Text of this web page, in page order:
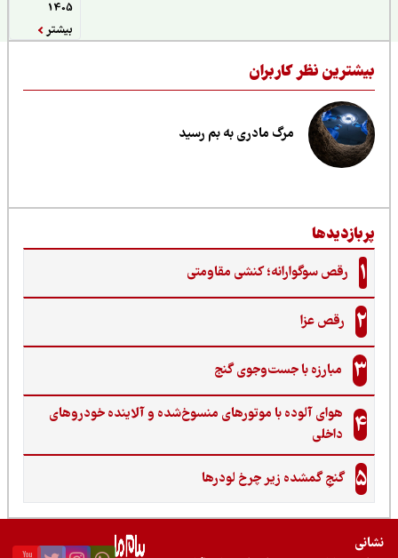
نظر کاربران
مرگ مادری به بم رسید
رقص سوگوارانه؛ کنشی مقاومتی
رقص عزا
مبارزه با جست‌وجوی گنج‌
هوای آلوده با موتورهای منسوخ‌شده و آلاینده خودروهای
داخلی
گنجِ گمشده زیر چرخ لودرها